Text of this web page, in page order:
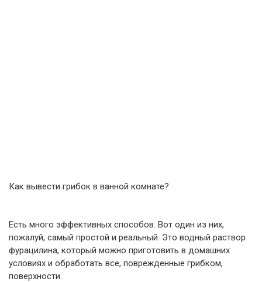
Как вывести грибок в ванной комнате?
Есть много эффективных способов. Вот один из них,
пожалуй, самый простой и реальный. Это водный раствор
фурацилина, который можно приготовить в домашних
условиях и обработать все, поврежденные грибком,
поверхности.